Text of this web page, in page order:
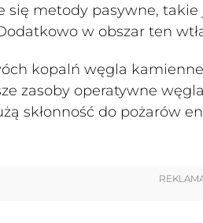
się metody pasywne,
w obszar ten
kopalń węgla
zasoby operatywne
skłonność do pożarów